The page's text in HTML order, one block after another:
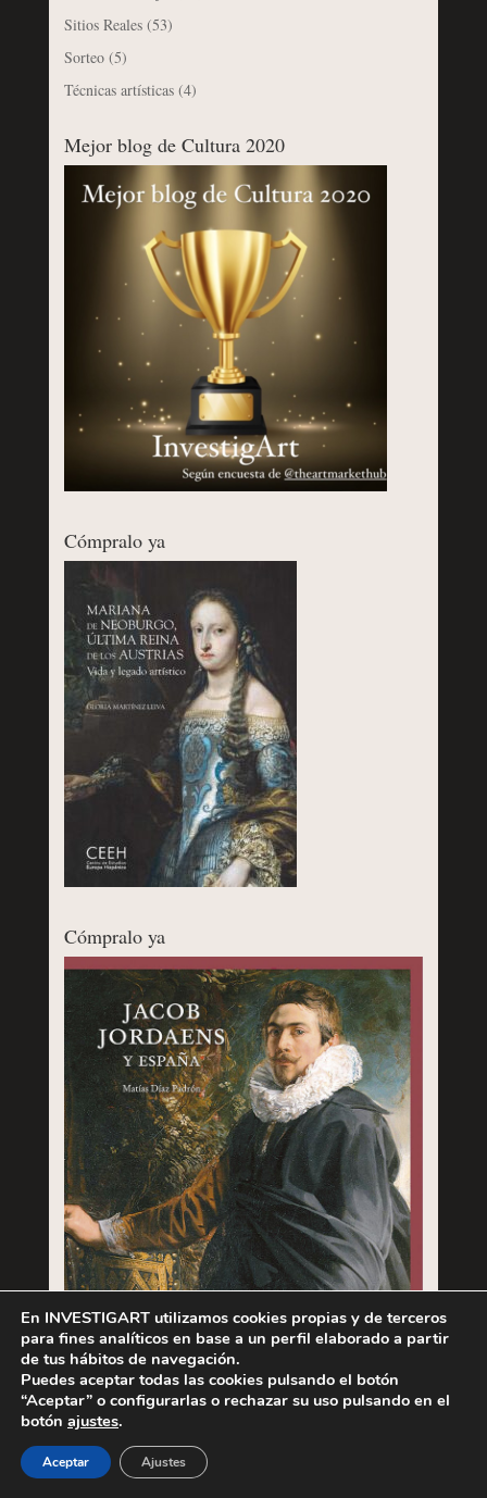
Sitios Reales(53)
Sorteo(5)
Técnicas artísticas(4)
Mejor blog de Cultura 2020
Cómpralo ya
Cómpralo ya
Cómpralo ya
En INVESTIGART utilizamos cookies propias y de terceros
para fines analíticos en base a un perfil elaborado a partir
de tus hábitos de navegación.
Puedes aceptar todas las cookies pulsando el botón
“Aceptar” o configurarlas o rechazar su uso pulsando en el
botón ajustes.
Aceptar Ajustes